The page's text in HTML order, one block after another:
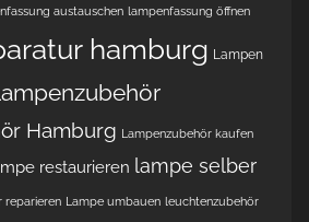
austauschen lampenfassung öffnen
hamburg Lampen
Hamburg Lampenzubehör kaufen
restaurieren lampe selber
reparieren Lampe umbauen leuchtenzubehör